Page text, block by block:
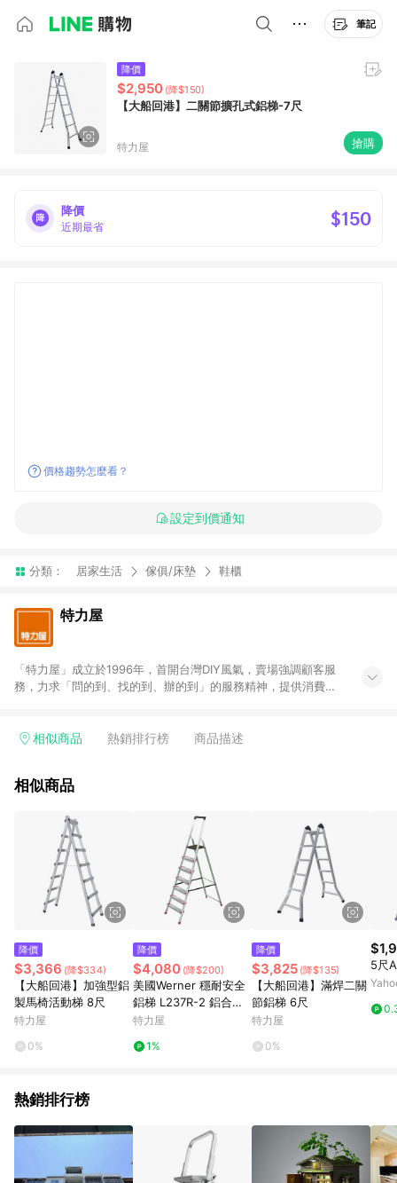
筆記
降價
$2,950 (降$150)
【大船回港】二關節擴孔式鋁梯-7尺
特力屋 搶購
降價
近期最省 $150
價格趨勢怎麼看？
設定到價通知
分類： 居家生活 傢俱/床墊 鞋櫃
特力屋
「特力屋」成立於1996年，首開台灣DIY風氣，賣場強調顧客服
務，力求「問的到、找的到、辦的到」的服務精神，提供消費者
客找到居家修繕、佈置或裝潢時所需；另外，在各家分店內規劃
等各方面進行整合，提升服務質感，期望每一位來店顧客，能輕
結帳流程(Easy to buy)、每次到「特力屋」購物都能得到新的啟
發與靈感(Exciting experience)，同時持續提供消費者居家修繕
最佳解決方案，以創造優質居家環境為首要目標，成為消費者打
造幸福家園時的優先選擇。
相似商品 熱銷排行榜 商品描述
相似商品
降價
$3,366 (降$334)
【大船回港】加強型鋁
製馬椅活動梯 8尺
特力屋
0%
降價
$4,080 (降$200)
美國Werner 穩耐安全
鋁梯 L237R-2 鋁合金
大平台7階家用梯/A字
特力屋
1%
降價
$3,825 (降$135)
【大船回港】滿焊二關
節鋁梯 6尺
特力屋
0%
5尺
熱銷排行榜